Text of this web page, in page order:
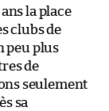
la place
clubs de
peu plus
de
seulement
sa